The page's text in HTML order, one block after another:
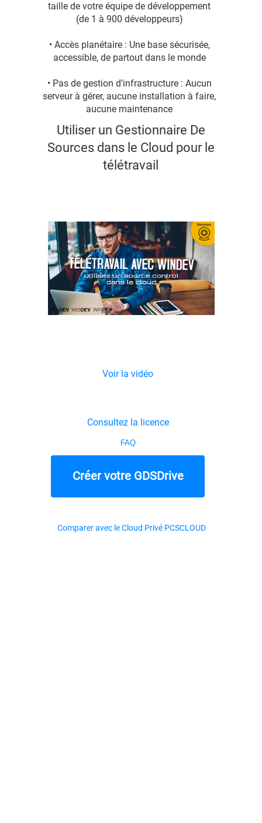
taille de votre équipe de développement
(de 1 à 900 développeurs)
• Accès planétaire : Une base sécurisée,
accessible, de partout dans le monde
• Pas de gestion d'infrastructure : Aucun
serveur à gérer, aucune installation à faire,
aucune maintenance
Utiliser un Gestionnaire De
Sources dans le Cloud pour le
télétravail
Voir la vidéo
Consultez la licence
FAQ
Créer votre GDSDrive
Comparer avec le Cloud Privé PCSCLOUD